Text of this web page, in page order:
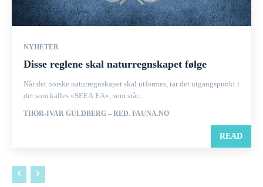
NYHETER
Disse reglene skal naturregnskapet følge
Når det norske naturregnskapet skal utformes, tar det utgangspunkt i
det som kalles «SEEA EA», som står...
THOR-IVAR GULDBERG – RED. FAUNA.NO
READ